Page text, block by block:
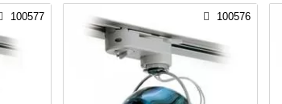
100577 100576